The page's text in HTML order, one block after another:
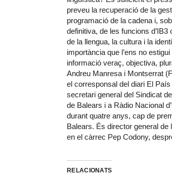
preveu la recuperació de la
programació de la cadena i,
definitiva, de les funcions
de la llengua, la cultura i la
importància que l’ens no
informació veraç, objectiva,
Andreu Manresa i Montserrat
el corresponsal del diari El
secretari general del Sindicat
de Balears i a Ràdio Nacional
durant quatre anys, cap de
Balears. És director general de
en el càrrec Pep Codony,
RELACIONATS